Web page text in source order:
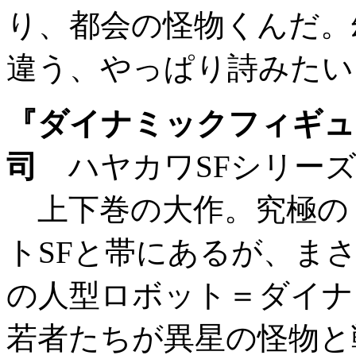
り、都会の怪物くんだ
違う、やっぱり詩みた
『ダイナミックフィギ
司
ハヤカワSFシリー
上下巻の大作。究極
トSFと帯にあるが、ま
の人型ロボット＝ダイ
若者たちが異星の怪物